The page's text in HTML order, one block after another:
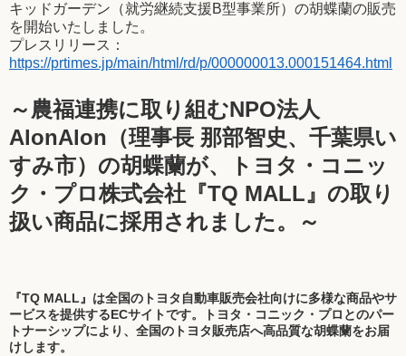
キッドガーデン（就労継続支援B型事業所）の胡蝶蘭の販売
を開始いたしました。
プレスリリース：
https://prtimes.jp/main/html/rd/p/000000013.000151464.html
～農福連携に取り組むNPO法人
AlonAlon（理事長 那部智史、千葉県い
すみ市）の胡蝶蘭が、トヨタ・コニッ
ク・プロ株式会社『TQ MALL』の取り
扱い商品に採用されました。～
『TQ MALL』は全国のトヨタ自動車販売会社向けに多様な商品やサ
ービスを提供するECサイトです。トヨタ・コニック・プロとのパー
トナーシップにより、全国のトヨタ販売店へ高品質な胡蝶蘭をお届
けします。